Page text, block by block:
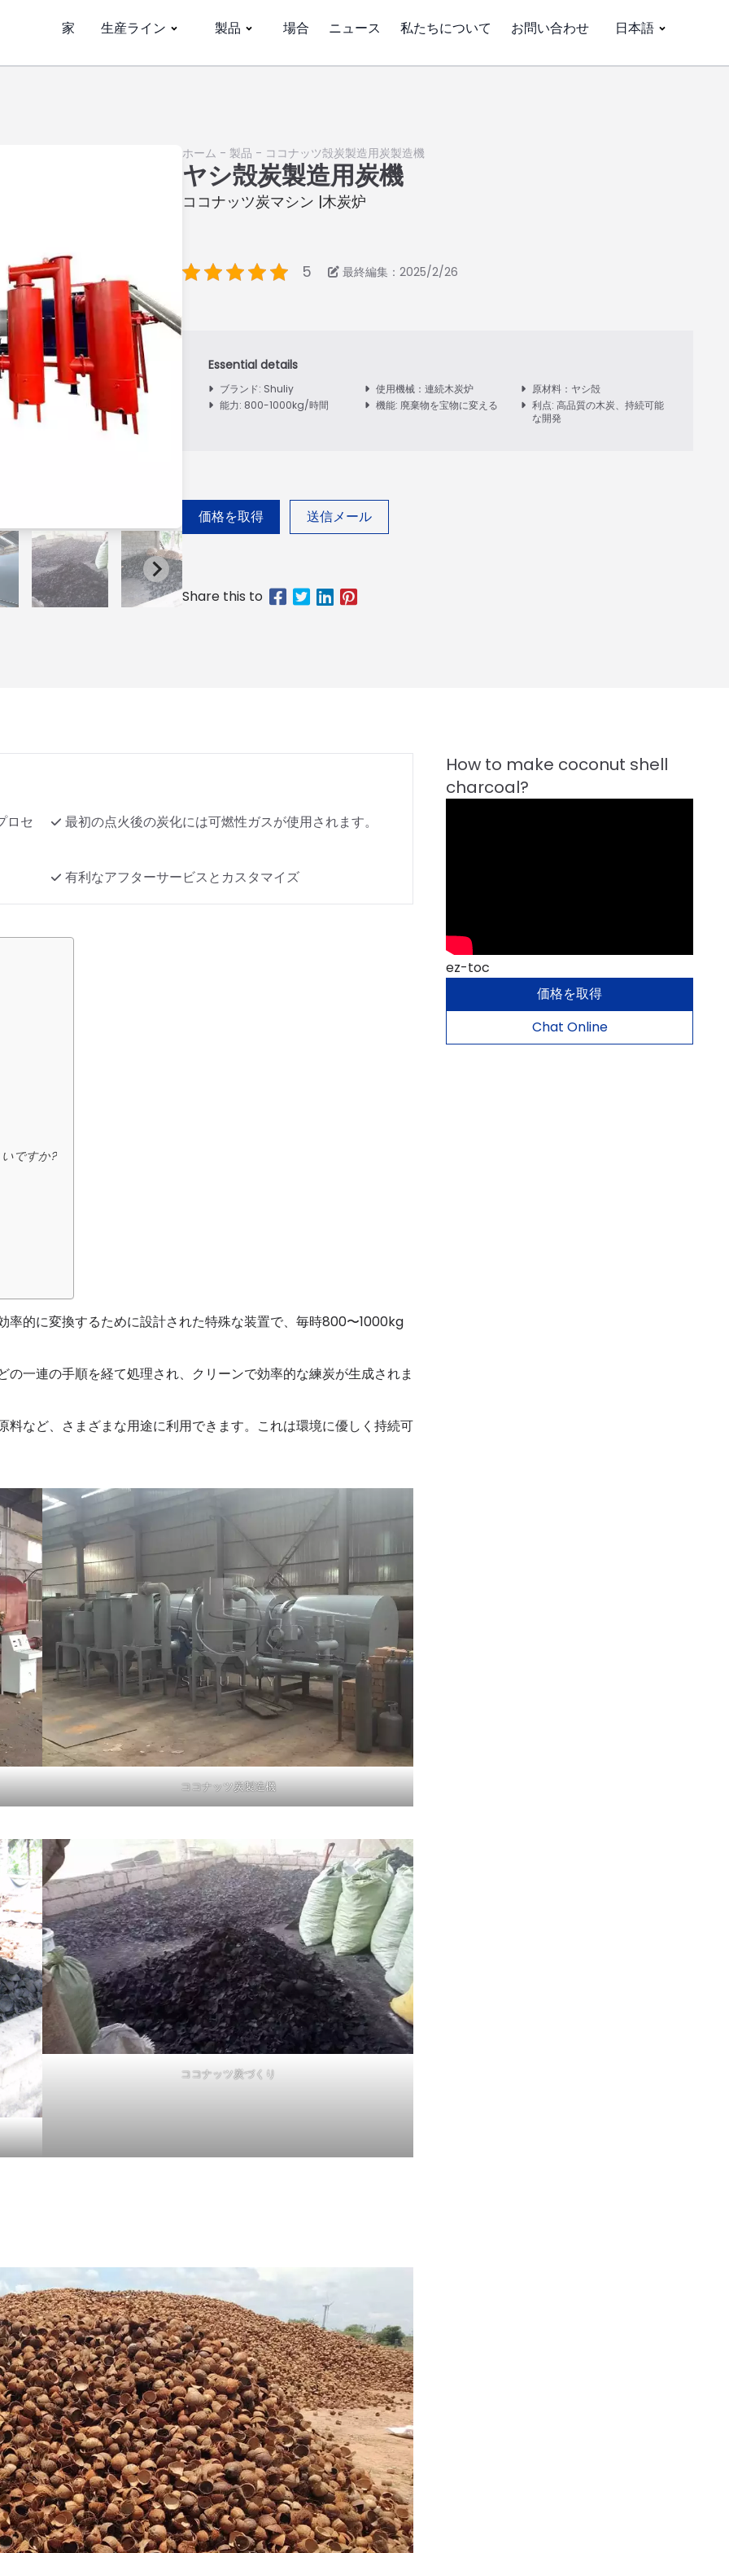
家 生産ライン 製品 場合 ニュース 私たちについて お問い合わせ 日本語
ホーム - 製品 - ココナッツ殻炭製造用炭製造機
ヤシ殻炭製造用炭機
ココナッツ炭マシン |木炭炉
5 最終編集：2025/2/26
ブランド: Shuliy 使用機械：連続木炭炉
原材料：ヤシ殻
能力: 800-1000kg/時間
機能: 廃棄物を宝物に変える
利点: 高品質の木炭、持続可能
な開発
価格を取得 送信メール
ロセ 最初の点火後の炭化には可燃性ガスが使用されます。
有利なアフターサービスとカスタマイズ
ですか?
率的に変換するために設計された特殊な装置で、毎時800〜1000kg
一連の手順を経て処理され、クリーンで効率的な練炭が生成されま
など、さまざまな用途に利用できます。これは環境に優しく持続可
ココナッツ炭製造機
ココナッツ炭づくり
ez-toc
価格を取得
Chat Online